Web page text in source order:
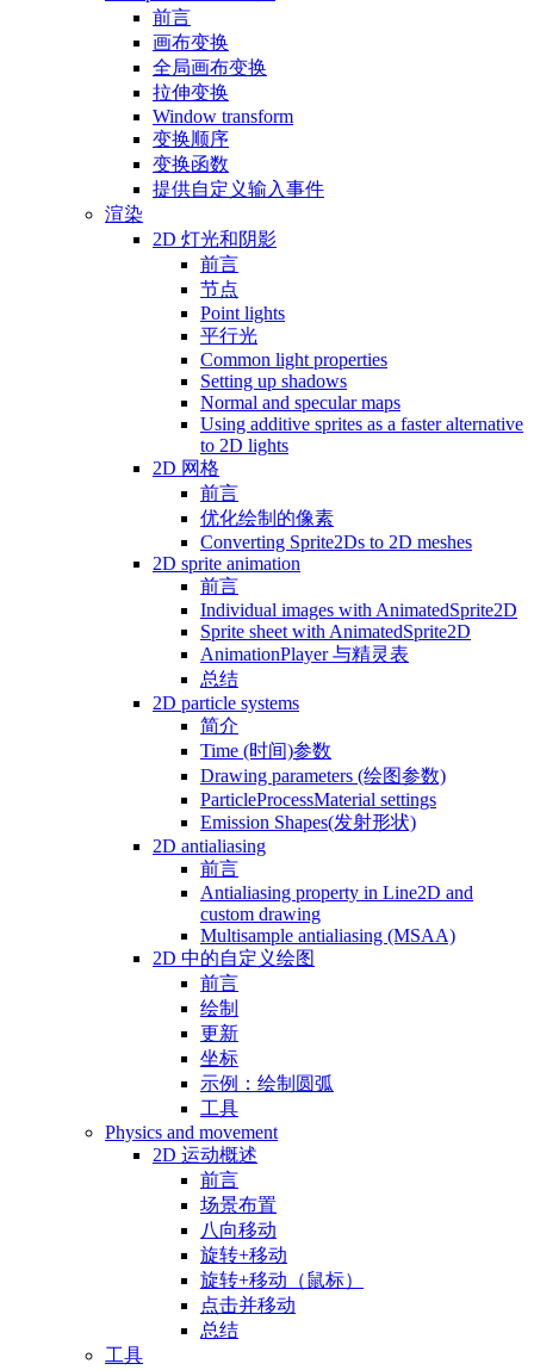
前言
画布变换
全局画布变换
拉伸变换
Window transform
变换顺序
变换函数
提供自定义输入事件
渲染
2D 灯光和阴影
前言
节点
Point lights
平行光
Common light properties
Setting up shadows
Normal and specular maps
Using additive sprites as a faster alternative
to 2D lights
2D 网格
前言
优化绘制的像素
Converting Sprite2Ds to 2D meshes
2D sprite animation
前言
Individual images with AnimatedSprite2D
Sprite sheet with AnimatedSprite2D
AnimationPlayer 与精灵表
总结
2D particle systems
简介
Time (时间)参数
Drawing parameters (绘图参数)
ParticleProcessMaterial settings
Emission Shapes(发射形状)
2D antialiasing
前言
Antialiasing property in Line2D and
custom drawing
Multisample antialiasing (MSAA)
2D 中的自定义绘图
前言
绘制
更新
坐标
示例：绘制圆弧
工具
Physics and movement
2D 运动概述
前言
场景布置
八向移动
旋转+移动
旋转+移动（鼠标）
点击并移动
总结
工具